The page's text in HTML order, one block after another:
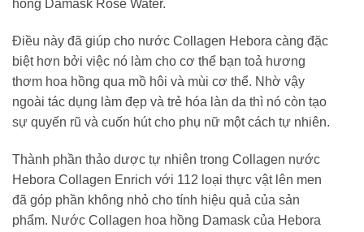
hồng Damask Rose Water.
Điều này đã giúp cho nước Collagen Hebora càng đặc
biệt hơn bởi việc nó làm cho cơ thể bạn toả hương
thơm hoa hồng qua mồ hôi và mùi cơ thể. Nhờ vậy
ngoài tác dụng làm đẹp và trẻ hóa làn da thì nó còn tạo
sự quyến rũ và cuốn hút cho phụ nữ một cách tự nhiên.
Thành phần thảo dược tự nhiên trong Collagen nước
Hebora Collagen Enrich với 112 loại thực vật lên men
đã góp phần không nhỏ cho tính hiệu quả của sản
phẩm. Nước Collagen hoa hồng Damask của Hebora